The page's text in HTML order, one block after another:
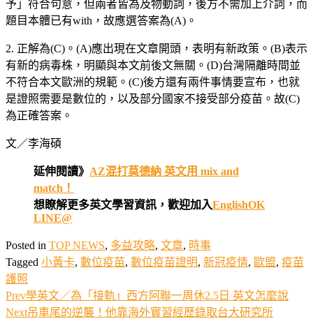
予」符合句意，但兩者皆為及物動詞，後方不需加上介詞，而
題目本體已有with，故應選答案為(A)。
2. 正解為(C)。(A)應出現在文章開頭，表明有新政策。(B)表示
有新的病毒株，明顯與本文前後文無關。(D)台灣隔離時間並
不符合本文歐洲的規範。(C)後方還有兩件事情要宣布，也就
是證照需要是數位的，以及部分國家不接受部分疫苗。故(C)
為正確答案。
文／李海碩
延伸閱讀》 AZ混打莫德納 英文用 mix and
match！
想瞭解更多英文學習資訊，歡迎加入EnglishOK
LINE@
Posted in TOP NEWS, 多益攻略, 文章, 時事
Tagged 小黃卡, 數位疫苗, 數位疫苗證明, 新冠疫情, 歐盟, 疫苗
護照
Prev學英文／為「接軌」西方阿聯一周休2.5日 英文怎麼說
Next吊車尾的逆襲！他靠海外實習經歷錄取台大研究所